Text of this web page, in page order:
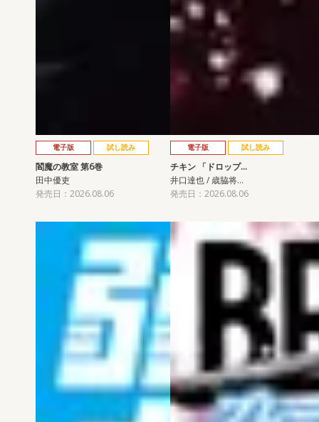
電子版 試し読み
閻魔の教室 第6巻
田中優吏
発売日：2026.08.06
電子版 試し読み
チキン 「ドロップ…
井口達也 / 歳脇将…
発売日：2026.08.06